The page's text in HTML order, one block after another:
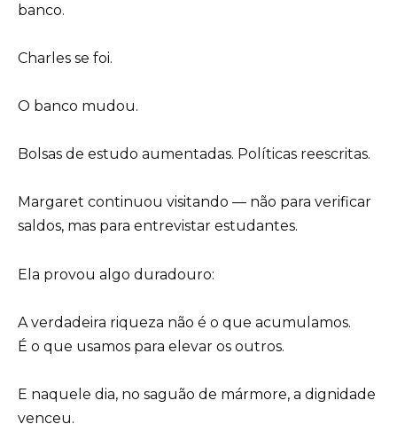
banco.
Charles se foi.
O banco mudou.
Bolsas de estudo aumentadas. Políticas reescritas.
Margaret continuou visitando — não para verificar
saldos, mas para entrevistar estudantes.
Ela provou algo duradouro:
A verdadeira riqueza não é o que acumulamos.
É o que usamos para elevar os outros.
E naquele dia, no saguão de mármore, a dignidade
venceu.